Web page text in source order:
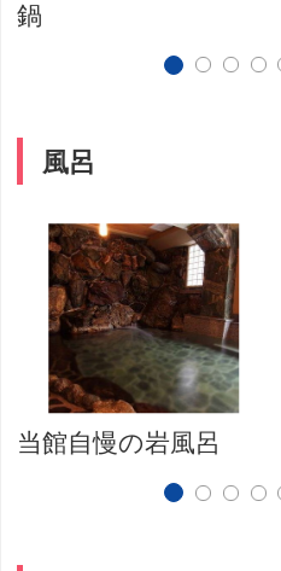
鍋
風呂
当館自慢の岩風呂